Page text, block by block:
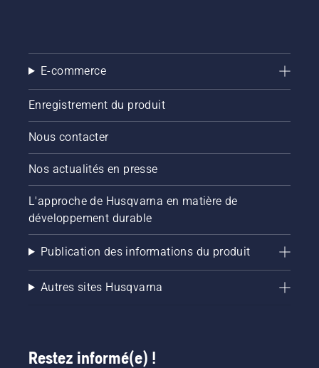
E-commerce
Enregistrement du produit
Nous contacter
Nos actualités en presse
L'approche de Husqvarna en matière de
développement durable
Publication des informations du produit
Autres sites Husqvarna
Restez informé(e) !